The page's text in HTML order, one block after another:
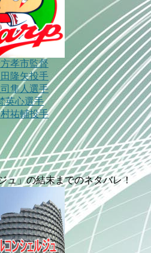
孝市監督
隆矢投手
隼人選手
英心選手
祐輔投手
」の結末までのネタバレ！